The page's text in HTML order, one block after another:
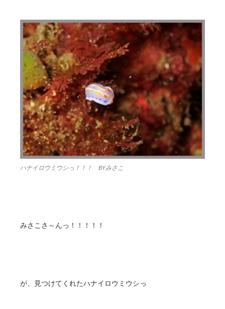
ハナイロウミウシっ！！！ BYみさこ
みさこさ～んっ！！！！！
が、見つけてくれたハナイロウミウシっ